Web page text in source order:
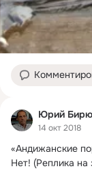
Юрий
14 окт 2018
«Андижанские
Нет! (Реплика на